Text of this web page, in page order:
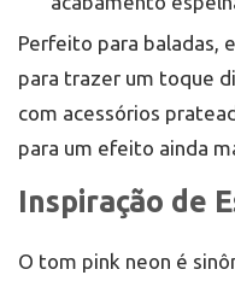
Perfeito para baladas,
para trazer um toque
com acessórios
para um efeito ainda
Inspiração de
O tom pink neon é